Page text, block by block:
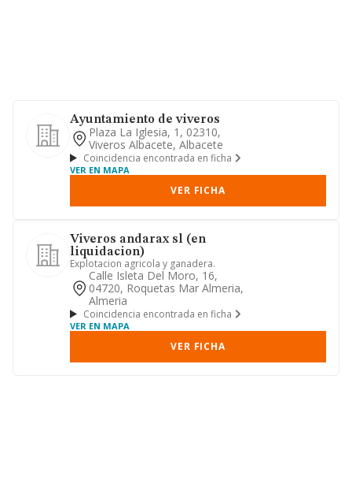
Ayuntamiento de viveros
Plaza La Iglesia, 1, 02310,
Viveros Albacete, Albacete
Coincidencia encontrada en ficha
VER EN MAPA
VER FICHA
Viveros andarax sl (en
liquidacion)
Explotacion agricola y ganadera.
Calle Isleta Del Moro, 16,
04720, Roquetas Mar Almeria,
Almeria
Coincidencia encontrada en ficha
VER EN MAPA
VER FICHA